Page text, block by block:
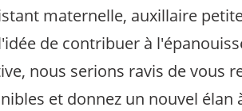
maternelle, auxillaire
de contribuer à
nous serions ravis de vous
et donnez un nouvel élan